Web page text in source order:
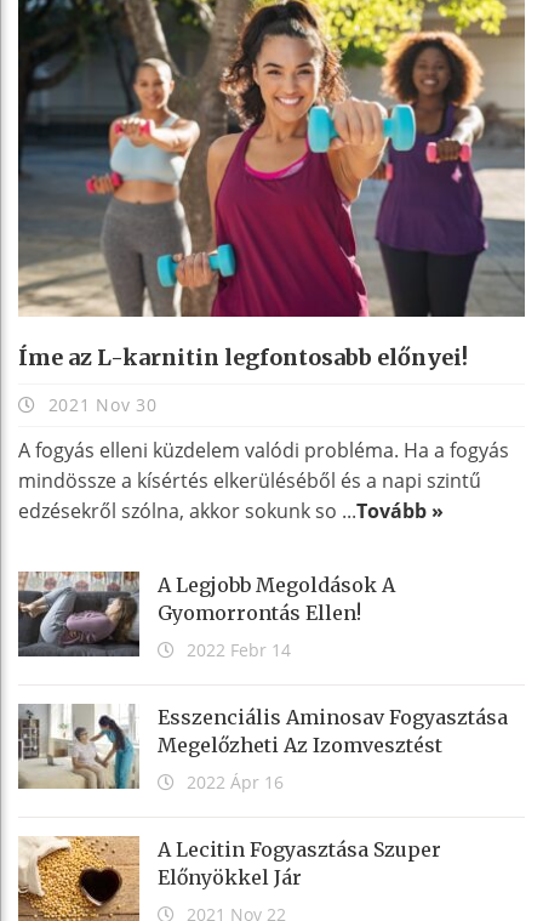
Íme az L-karnitin legfontosabb előnyei!
2021 Nov 30
A fogyás elleni küzdelem valódi probléma. Ha a fogyás
mindössze a kísértés elkerüléséből és a napi szintű
edzésekről szólna, akkor sokunk so ...Tovább »
A Legjobb Megoldások A
Gyomorrontás Ellen!
2022 Febr 14
Esszenciális Aminosav Fogyasztása
Megelőzheti Az Izomvesztést
2022 Ápr 16
A Lecitin Fogyasztása Szuper
Előnyökkel Jár
2021 Nov 22